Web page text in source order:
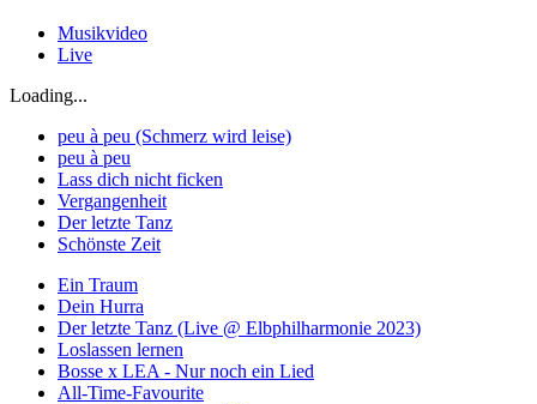
Musikvideo
Live
Loading...
peu à peu (Schmerz wird leise)
peu à peu
Lass dich nicht ficken
Vergangenheit
Der letzte Tanz
Schönste Zeit
Ein Traum
Dein Hurra
Der letzte Tanz (Live @ Elbphilharmonie 2023)
Loslassen lernen
Bosse x LEA - Nur noch ein Lied
All-Time-Favourite